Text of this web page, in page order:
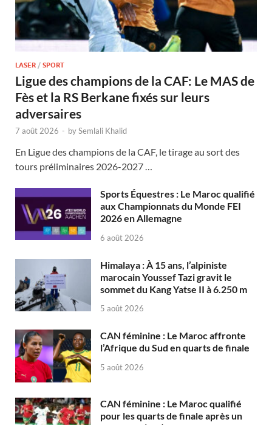
LASER / SPORT
Ligue des champions de la CAF: Le MAS de
Fès et la RS Berkane fixés sur leurs
adversaires
7 août 2026 - bySemlali Khalid
En Ligue des champions de la CAF, le tirage au sort des
tours préliminaires 2026-2027 …
Sports Équestres : Le Maroc qualifié
aux Championnats du Monde FEI
2026 en Allemagne
6 août 2026
Himalaya : À 15 ans, l’alpiniste
marocain Youssef Tazi gravit le
sommet du Kang Yatse II à 6.250 m
5 août 2026
CAN féminine : Le Maroc affronte
l’Afrique du Sud en quarts de finale
5 août 2026
CAN féminine : Le Maroc qualifié
pour les quarts de finale après un